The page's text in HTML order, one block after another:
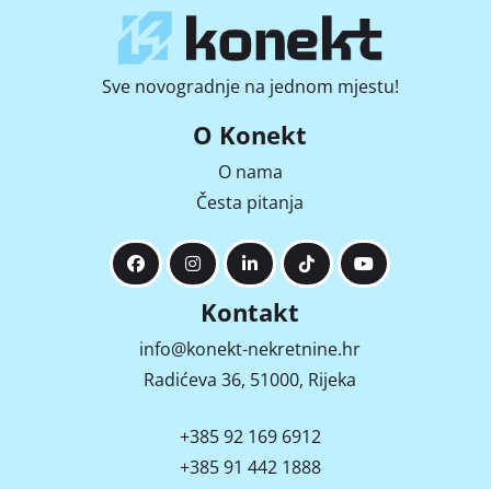
Sve novogradnje na jednom mjestu!
O Konekt
O nama
Česta pitanja
Kontakt
info@konekt-nekretnine.hr
Radićeva 36, 51000, Rijeka
+385 92 169 6912
+385 91 442 1888